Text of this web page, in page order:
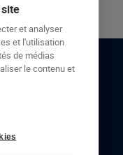
et analyser
et l'utilisation
de médias
le contenu et